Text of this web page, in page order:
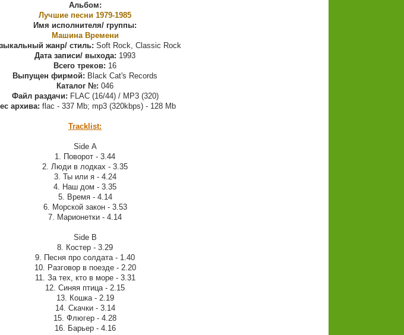
Альбом:
Лучшие песни 1979-1985
Имя исполнителя/ группы:
Машина Времени
жанр/ стиль: Soft Rock, Classic Rock
Дата записи/ выхода: 1993
Всего треков: 16
Выпущен фирмой: Black Cat's Records
Каталог №: ‎046
Файл раздачи: FLAC (16/44) / MP3 (320)
архива: flac - 337 Mb; mp3 (320kbps) - 128 Mb
Tracklist:
Side А
1. Поворот - 3.44
2. Люди в лодках - 3.35
3. Ты или я - 4.24
4. Наш дом - 3.35
5. Время - 4.14
6. Морской закон - 3.53
7. Марионетки - 4.14
Side В
8. Костер - 3.29
9. Песня про солдата - 1.40
10. Разговор в поезде - 2.20
11. За тех, кто в море - 3.31
12. Синяя птица - 2.15
13. Кошка - 2.19
14. Скачки - 3.14
15. Флюгер - 4.28
16. Барьер - 4.16